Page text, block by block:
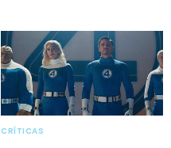
CRÍTICAS